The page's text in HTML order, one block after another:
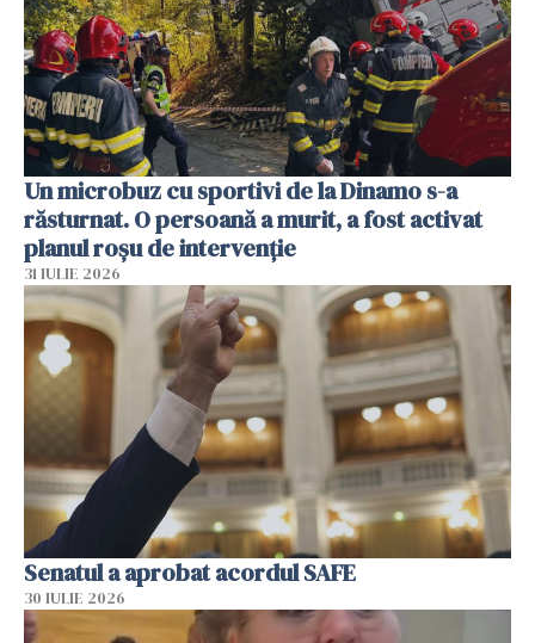
Un microbuz cu sportivi de la Dinamo s-a
răsturnat. O persoană a murit, a fost activat
planul roșu de intervenție
31 IULIE 2026
Senatul a aprobat acordul SAFE
30 IULIE 2026